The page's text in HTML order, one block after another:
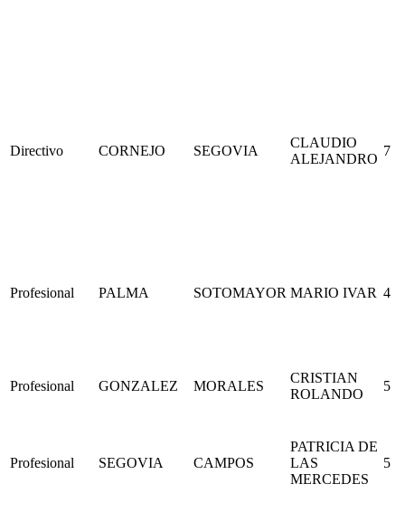
Directivo CORNEJO SEGOVIA
CLAUDIO
ALEJANDRO
7
Profesional PALMA SOTOMAYOR MARIO IVAR 4
Profesional GONZALEZ MORALES
CRISTIAN
ROLANDO
5
Profesional SEGOVIA CAMPOS
PATRICIA DE
LAS
MERCEDES
5